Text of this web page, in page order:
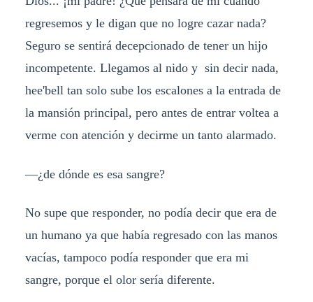
regresemos y le digan que no logre cazar nada?
Seguro se sentirá decepcionado de tener un hijo
incompetente. Llegamos al nido y sin decir nada,
hee'bell tan solo sube los escalones a la entrada de
la mansión principal, pero antes de entrar voltea a
verme con atención y decirme un tanto alarmado.
—¿de dónde es esa sangre?
No supe que responder, no podía decir que era de
un humano ya que había regresado con las manos
vacías, tampoco podía responder que era mi
sangre, porque el olor sería diferente.